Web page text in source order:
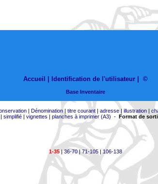
Accueil | Identification de l'utilisateur ©
Base Inventaire
| Dénomination| titre courant| adresse| illustration|
simplifié| vignettes | planches à imprimer (A3) - Format de
1-35|36-70|71-105| 106-138